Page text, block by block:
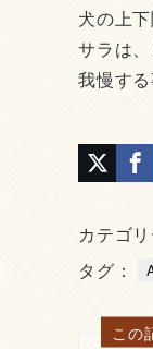
犬の上
サラは
我慢す
カテゴリ
タグ：
この